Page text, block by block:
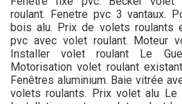
roulant. Fenetre pvc 3 vantaux.
bois alu. Prix de volets roulants
pvc avec volet roulant. Moteur
Installer volet roulant Le
Motorisation volet roulant
Fenêtres aluminium. Baie vitrée
volets roulants. Prix volet alu Le